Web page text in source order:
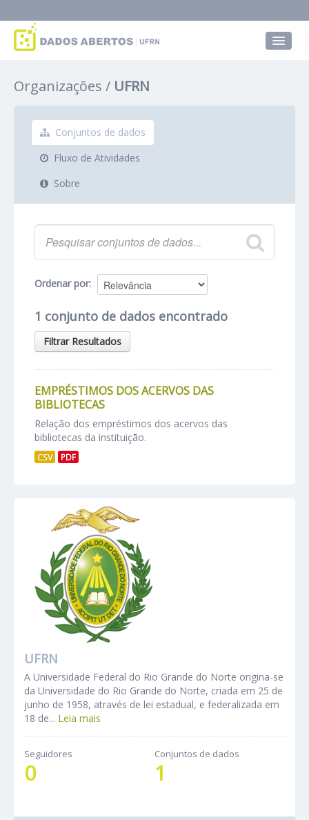
Grupos
Sobre
Organizações UFRN
Conjuntos de dados
Fluxo de Atividades
Sobre
Ordenar por
1 conjunto de dados encontrado
Filtrar Resultados
EMPRÉSTIMOS DOS ACERVOS DAS
BIBLIOTECAS
Relação dos empréstimos dos acervos das
bibliotecas da instituição.
CSV PDF
UFRN
A Universidade Federal do Rio Grande do Norte origina-se
da Universidade do Rio Grande do Norte, criada em 25 de
junho de 1958, através de lei estadual, e federalizada em
18 de... Leia mais
Seguidores
0
Conjuntos de dados
1